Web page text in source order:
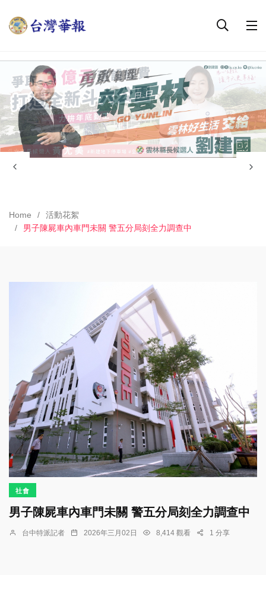
Home
活動花絮
男子陳屍車內車門未關 警五分局刻全力調查中
社會
男子陳屍車內車門未關 警五分局刻全力調查中
台中特派記者 2026年三月02日 8,414 觀看 1 分享